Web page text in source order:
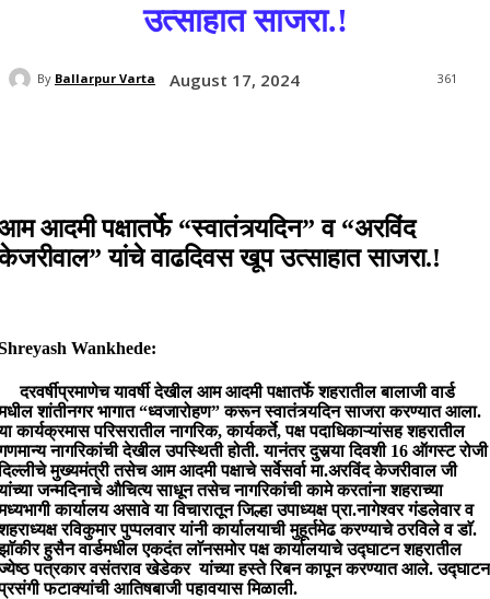
उत्साहात साजरा.!
By Ballarpur Varta August 17, 2024 361
आदमी पक्षातर्फे “स्वातंत्र्यदिन” व “अरविंद
यांचे वाढदिवस खूप उत्साहात साजरा.!
Wankhede:
यावर्षी देखील आम आदमी पक्षातर्फे शहरातील बालाजी वार्ड
शांतीनगर भागात “ध्वजारोहण” करून स्वातंत्र्यदिन साजरा करण्यात आला.
कार्यक्रमास परिसरातील नागरिक, कार्यकर्ते, पक्ष पदाधिकाऱ्यांसह शहरातील
नागरिकांची देखील उपस्थिती होती. यानंतर दुसर्‍या दिवशी 16 ऑगस्ट रोजी
मुख्यमंत्री तसेच आम आदमी पक्षाचे सर्वेसर्वा मा.अरविंद केजरीवाल जी
जन्मदिनाचे औचित्य साधून तसेच नागरिकांची कामे करतांना शहराच्या
कार्यालय असावे या विचारातून जिल्हा उपाध्यक्ष प्रा.नागेश्वर गंडलेवार व
रविकुमार पुप्पलवार यांनी कार्यालयाची मुहूर्तमेढ करण्याचे ठरविले व डाॅ.
हुसैन वार्डमधील एकदंत लाॅनसमोर पक्ष कार्यालयाचे उद्घाटन शहरातील
पत्रकार वसंतराव खेडेकर यांच्या हस्ते रिबन कापून करण्यात आले. उद्घाटन
फटाक्यांची आतिषबाजी पहावयास मिळाली.